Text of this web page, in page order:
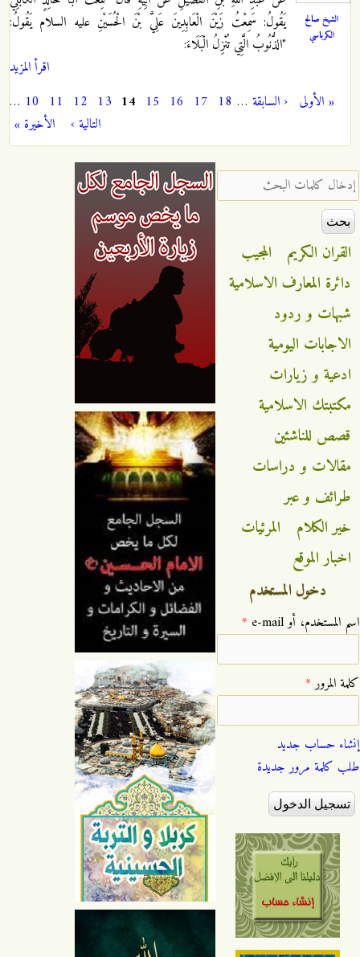
الشيخ صالح
الكرباسي
يَقُولُ: سَمِعْتُ زَيْنَ الْعَابِدِينَ عَلِيَّ بْنَ الْحُسَيْنِ عليه السلام يَقُولُ‏:
"الذُّنُوبُ الَّتِي تُنْزِلُ‏ الْبَلَاءَ:
اقرأ المزيد
الصفحات
« الأولى ‹ السابقة …
10 11 12 13 14 15 16 17 18
…
التالية ›
الأخيرة »
‏إدخال كلمات البحث ‏
القران الكريم
المجيب
دائرة المعارف الاسلامية
شبهات و ردود
الاجابات اليومية
ادعية و زيارات
مكتبتك الاسلامية
قصص للناشئين
مقالات و دراسات
طرائف و عبر
خير الكلام
المرئيات
اخبار الموقع
دخول المستخدم
‏اسم المستخدم، أو e-mail ‏ *
‏كلمة المرور ‏*
إنشاء حساب جديد
طلب كلمة مرور جديدة